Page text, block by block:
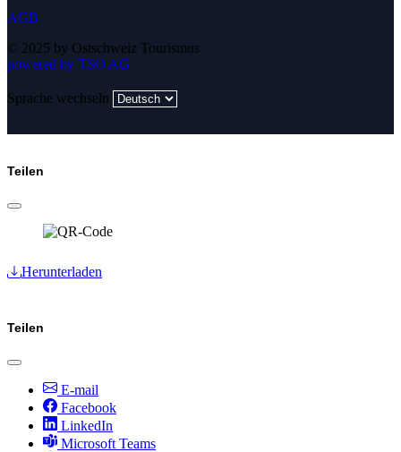
AGB
© 2025 by Ostschweiz Tourismus
powered by TSO AG
Sprache wechseln
Teilen
Herunterladen
Teilen
E-mail
Facebook
LinkedIn
Microsoft Teams